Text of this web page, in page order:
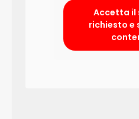
Accetta il
richiesto e